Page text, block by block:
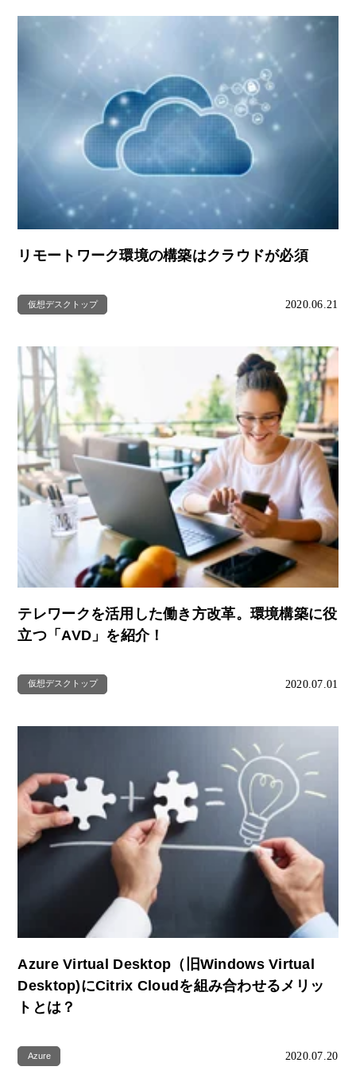
リモートワーク環境の構築はクラウドが必須
仮想デスクトップ 2020.06.21
テレワークを活用した働き方改革。環境構築に役
立つ「AVD」を紹介！
仮想デスクトップ 2020.07.01
Azure Virtual Desktop（旧Windows Virtual
Desktop)にCitrix Cloudを組み合わせるメリッ
トとは？
Azure 2020.07.20